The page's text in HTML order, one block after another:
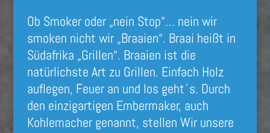
Ob Smoker oder „nein Stop“… nein wir
smoken nicht wir „Braaien“. Braai heißt in
Südafrika „Grillen“. Braaien ist die
natürlichste Art zu Grillen. Einfach Holz
auflegen, Feuer an und los geht´s. Durch
den einzigartigen Embermaker, auch
Kohlemacher genannt, stellen Wir unsere